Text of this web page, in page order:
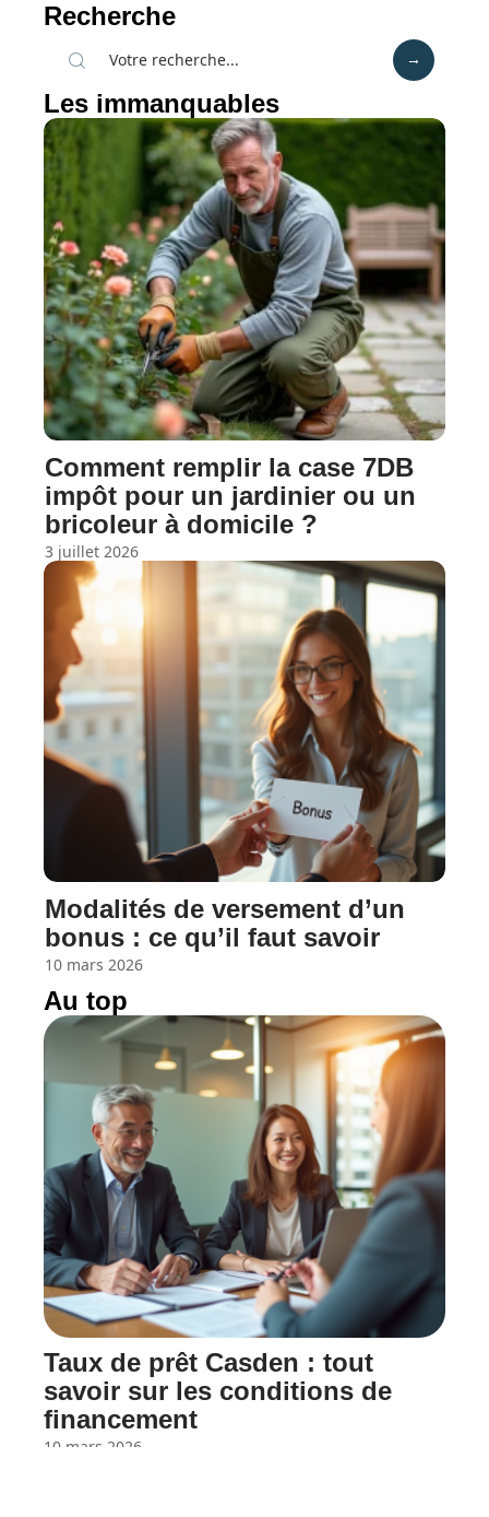
Recherche
Les immanquables
Comment remplir la case 7DB
impôt pour un jardinier ou un
bricoleur à domicile ?
3 juillet 2026
Modalités de versement d’un
bonus : ce qu’il faut savoir
10 mars 2026
Au top
Taux de prêt Casden : tout
savoir sur les conditions de
financement
10 mars 2026